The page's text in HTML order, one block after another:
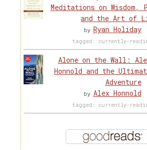
Meditations on Wisdom,
and the Art of
by Ryan Holiday
tagged: currently-
Alone on the Wall:
Honnold and the
Adventure
by Alex Honnold
tagged: currently-